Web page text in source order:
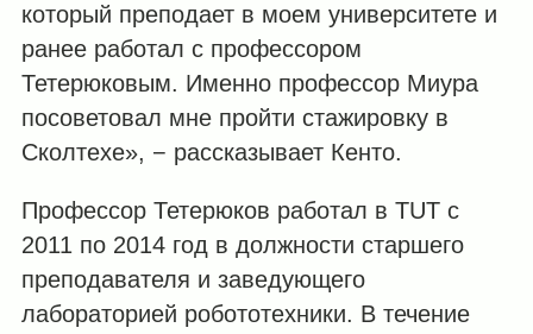
который преподает в моем университете и
ранее работал с профессором
Тетерюковым. Именно профессор Миура
посоветовал мне пройти стажировку в
Сколтехе», − рассказывает Кенто.
Профессор Тетерюков работал в TUT с
2011 по 2014 год в должности старшего
преподавателя и заведующего
лабораторией робототехники. В течение